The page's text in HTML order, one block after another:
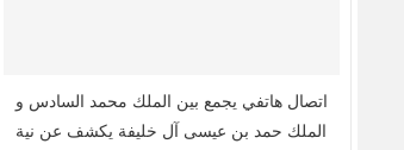
اتصال هاتفي يجمع بين الملك محمد السادس و
الملك حمد بن عيسى آل خليفة يكشف عن نية